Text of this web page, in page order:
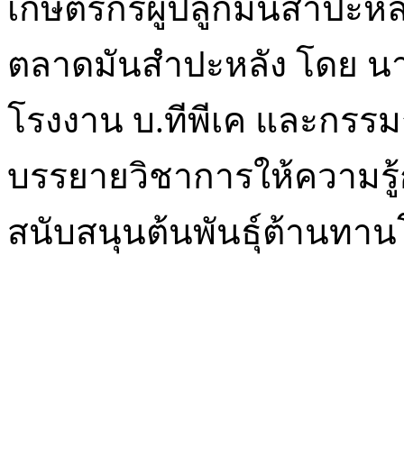
เกษตรกรผู้ปลูกมันสำปะ
ตลาดมันสำปะหลัง โดย น
โรงงาน บ.ทีพีเค และกร
บรรยายวิชาการให้ความ
สนับสนุนต้นพันธุ์ต้านทาน